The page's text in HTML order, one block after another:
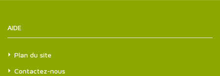
AIDE
Plan du site
Contactez-nous